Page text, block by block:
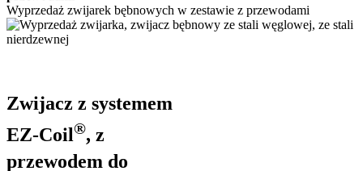
Wyprzedaż zwijarek bębnowych w zestawie z przewodami
Zwijacz z systemem
EZ-Coil®, z
przewodem do